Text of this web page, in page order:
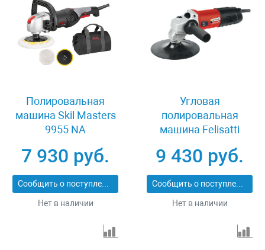
Полировальная
машина Skil Masters
9955 NA
7 930 руб.
Сообщить о поступлении
Нет в наличии
Угловая
полировальная
машина Felisatti
9 430 руб.
Сообщить о поступлении
Нет в наличии